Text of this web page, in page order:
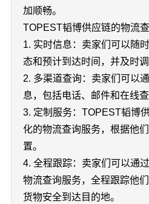
加顺畅。
TOPEST韬博供应链的物流
1. 实时信息：卖家们可以随
态和预计到达时间，并及时调
2. 多渠道查询：卖家们可以
息，包括电话、邮件和在线查
3. 定制服务：TOPEST韬博
化的物流查询服务，根据他
置。
4. 全程跟踪：卖家们可以通
物流查询服务，全程跟踪他
货物安全到达目的地。